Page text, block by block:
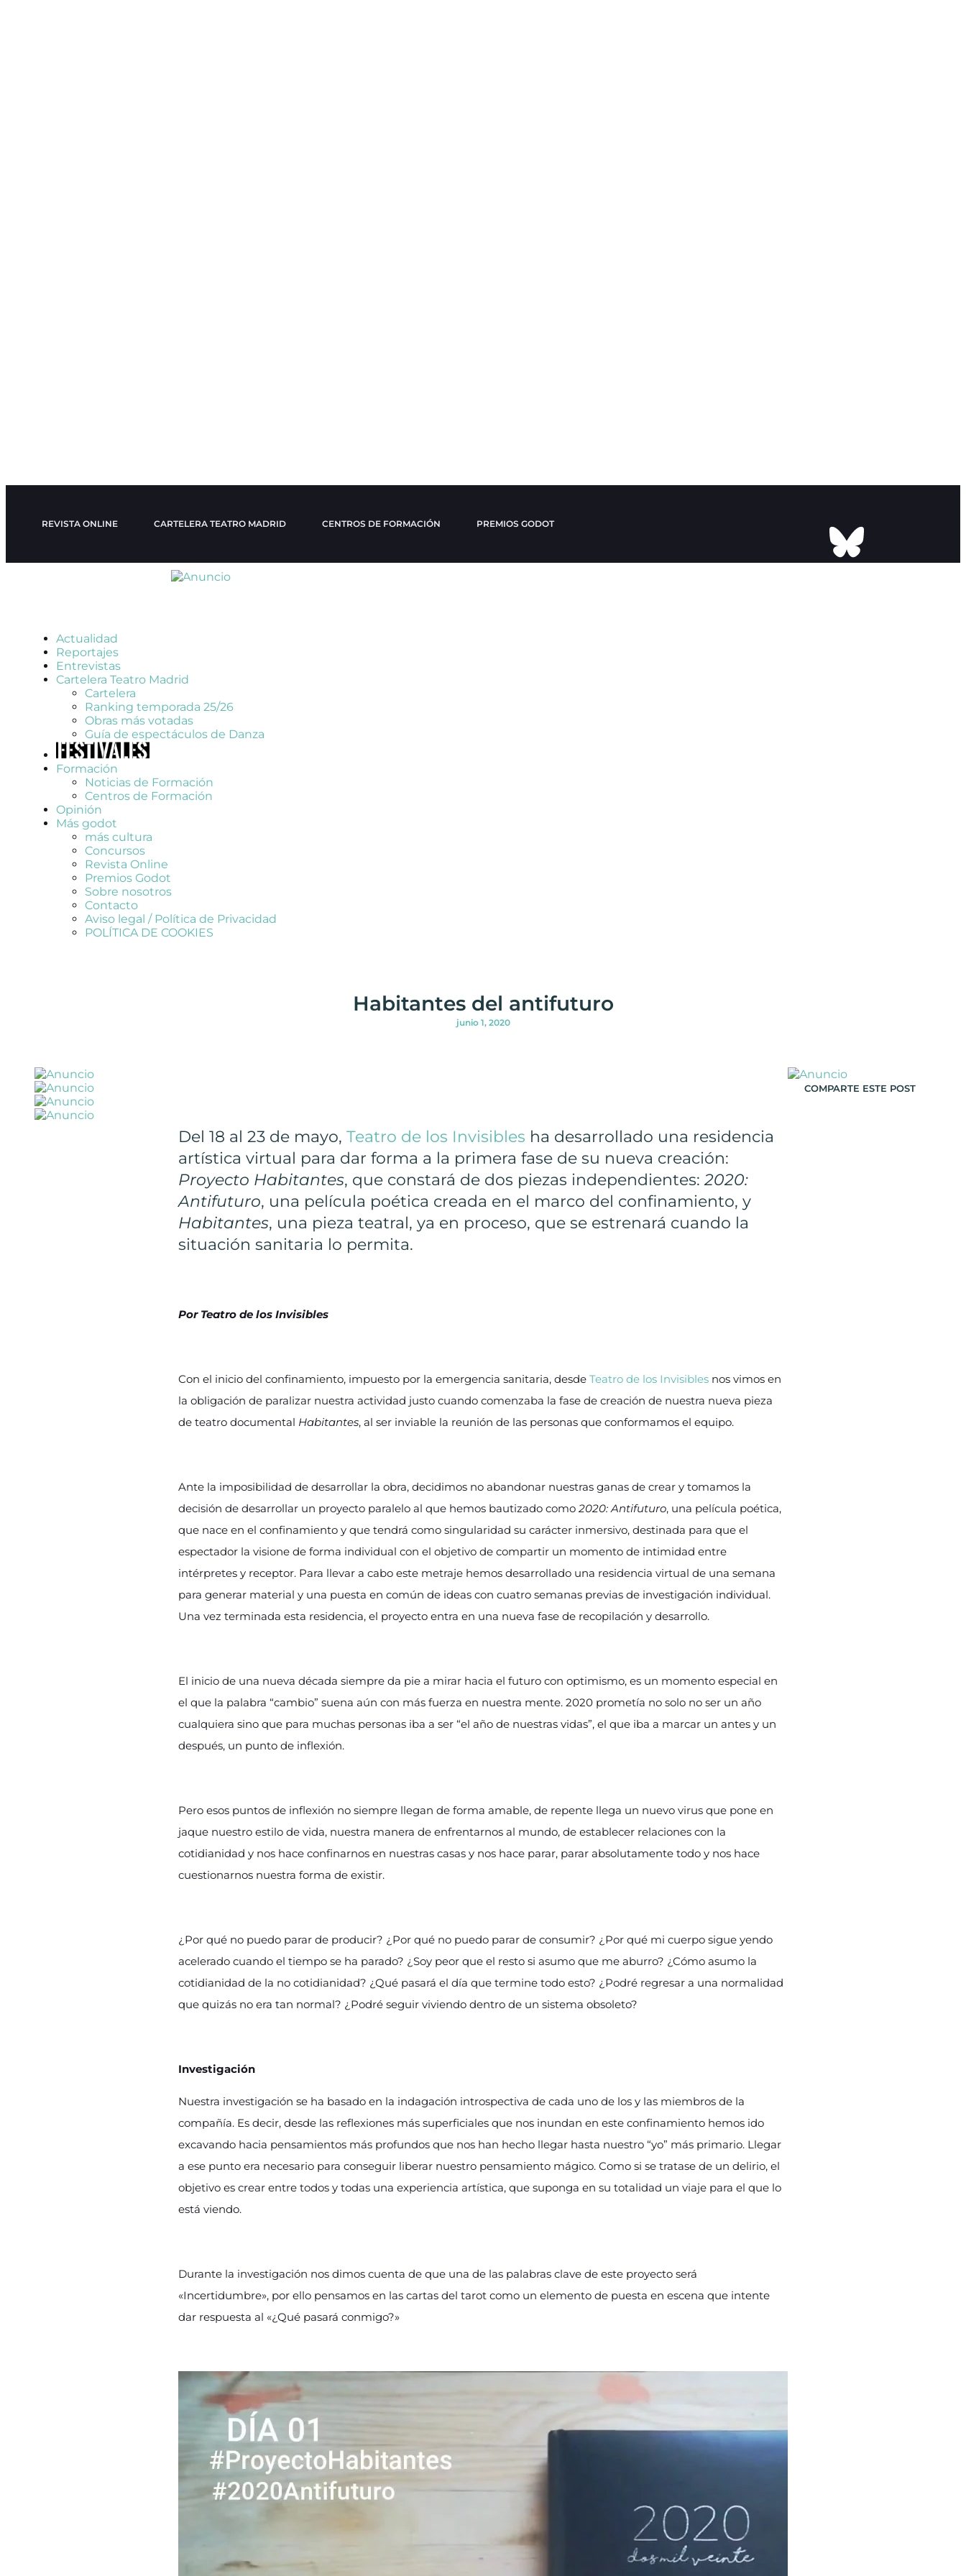
REVISTA ONLINE CARTELERA TEATRO MADRID CENTROS DE FORMACIÓN PREMIOS GODOT
Actualidad
Reportajes
Entrevistas
Cartelera Teatro Madrid
Cartelera
Ranking temporada 25/26
Obras más votadas
Guía de espectáculos de Danza
Formación
Noticias de Formación
Centros de Formación
Opinión
Más godot
más cultura
Concursos
Revista Online
Premios Godot
Sobre nosotros
Contacto
Aviso legal / Política de Privacidad
POLÍTICA DE COOKIES
Habitantes del antifuturo
junio 1, 2020
Del 18 al 23 de mayo, Teatro de los Invisibles ha desarrollado una residencia
artística virtual para dar forma a la primera fase de su nueva creación:
Proyecto Habitantes, que constará de dos piezas independientes:2020:
Antifuturo, una película poética creada en el marco del confinamiento, y
Habitantes, una pieza teatral, ya en proceso, que se estrenará cuando la
situación sanitaria lo permita.
Por Teatro de los Invisibles
Con el inicio del confinamiento, impuesto por la emergencia sanitaria, desde Teatro de los Invisibles nos vimos en
la obligación de paralizar nuestra actividad justo cuando comenzaba la fase de creación de nuestra nueva pieza
de teatro documental Habitantes, al ser inviable la reunión de las personas que conformamos el equipo.
Ante la imposibilidad de desarrollar la obra, decidimos no abandonar nuestras ganas de crear y tomamos la
decisión de desarrollar un proyecto paralelo al que hemos bautizado como 2020: Antifuturo, una película poética,
que nace en el confinamiento y que tendrá como singularidad su carácter inmersivo, destinada para que el
espectador la visione de forma individual con el objetivo de compartir un momento de intimidad entre
intérpretes y receptor. Para llevar a cabo este metraje hemos desarrollado una residencia virtual de una semana
para generar material y una puesta en común de ideas con cuatro semanas previas de investigación individual.
Una vez terminada esta residencia, el proyecto entra en una nueva fase de recopilación y desarrollo.
El inicio de una nueva década siempre da pie a mirar hacia el futuro con optimismo, es un momento especial en
el que la palabra “cambio” suena aún con más fuerza en nuestra mente. 2020 prometía no solo no ser un año
cualquiera sino que para muchas personas iba a ser “el año de nuestras vidas”, el que iba a marcar un antes y un
después, un punto de inflexión.
Pero esos puntos de inflexión no siempre llegan de forma amable, de repente llega un nuevo virus que pone en
jaque nuestro estilo de vida, nuestra manera de enfrentarnos al mundo, de establecer relaciones con la
cotidianidad y nos hace confinarnos en nuestras casas y nos hace parar, parar absolutamente todo y nos hace
cuestionarnos nuestra forma de existir.
¿Por qué no puedo parar de producir? ¿Por qué no puedo parar de consumir? ¿Por qué mi cuerpo sigue yendo
acelerado cuando el tiempo se ha parado? ¿Soy peor que el resto si asumo que me aburro? ¿Cómo asumo la
cotidianidad de la no cotidianidad? ¿Qué pasará el día que termine todo esto? ¿Podré regresar a una normalidad
que quizás no era tan normal? ¿Podré seguir viviendo dentro de un sistema obsoleto?
Investigación
Nuestra investigación se ha basado en la indagación introspectiva de cada uno de los y las miembros de la
compañía. Es decir, desde las reflexiones más superficiales que nos inundan en este confinamiento hemos ido
excavando hacia pensamientos más profundos que nos han hecho llegar hasta nuestro “yo” más primario. Llegar
a ese punto era necesario para conseguir liberar nuestro pensamiento mágico. Como si se tratase de un delirio, el
objetivo es crear entre todos y todas una experiencia artística, que suponga en su totalidad un viaje para el que lo
está viendo.
Durante la investigación nos dimos cuenta de que una de las palabras clave de este proyecto será
«Incertidumbre», por ello pensamos en las cartas del tarot como un elemento de puesta en escena que intente
dar respuesta al «¿Qué pasará conmigo?»
COMPARTE ESTE POST